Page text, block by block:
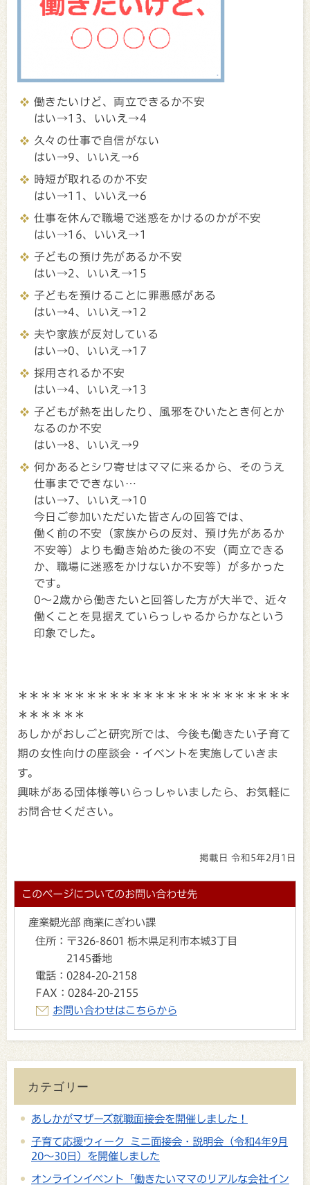
働きたいけど、両立できるか不安
はい→13、いいえ→4
久々の仕事で自信がない
はい→9、いいえ→6
時短が取れるのか不安
はい→11、いいえ→6
仕事を休んで職場で迷惑をかけるのかが不安
はい→16、いいえ→1
子どもの預け先があるか不安
はい→2、いいえ→15
子どもを預けることに罪悪感がある
はい→4、いいえ→12
夫や家族が反対している
はい→0、いいえ→17
採用されるか不安
はい→4、いいえ→13
子どもが熱を出したり、風邪をひいたとき何とか
なるのか不安
はい→8、いいえ→9
何かあるとシワ寄せはママに来るから、そのうえ
仕事までできない…
はい→7、いいえ→10
今日ご参加いただいた皆さんの回答では、
働く前の不安（家族からの反対、預け先があるか
不安等）よりも働き始めた後の不安（両立できる
か、職場に迷惑をかけないか不安等）が多かった
です。
0～2歳から働きたいと回答した方が大半で、近々
働くことを見据えていらっしゃるからかなという
印象でした。
＊＊＊＊＊＊＊＊＊＊＊＊＊＊＊＊＊＊＊＊＊＊＊＊
＊＊＊＊＊＊
あしかがおしごと研究所では、今後も働きたい子育て
期の女性向けの座談会・イベントを実施していきま
す。
興味がある団体様等いらっしゃいましたら、お気軽に
お問合せください。
掲載日 令和5年2月1日
このページについてのお問い合わせ先
産業観光部 商業にぎわい課
住所： 〒326-8601 栃木県足利市本城3丁目
2145番地
電話： 0284-20-2158
FAX： 0284-20-2155
お問い合わせはこちらから
カテゴリー
あしかがマザーズ就職面接会を開催しました！
子育て応援ウィーク ミニ面接会・説明会（令和4年9月
20～30日）を開催しました
オンラインイベント「働きたいママのリアルな会社イン